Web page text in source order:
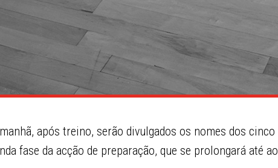
após treino, serão divulgados os nomes dos cinco
fase da acção de preparação, que se prolongará até ao